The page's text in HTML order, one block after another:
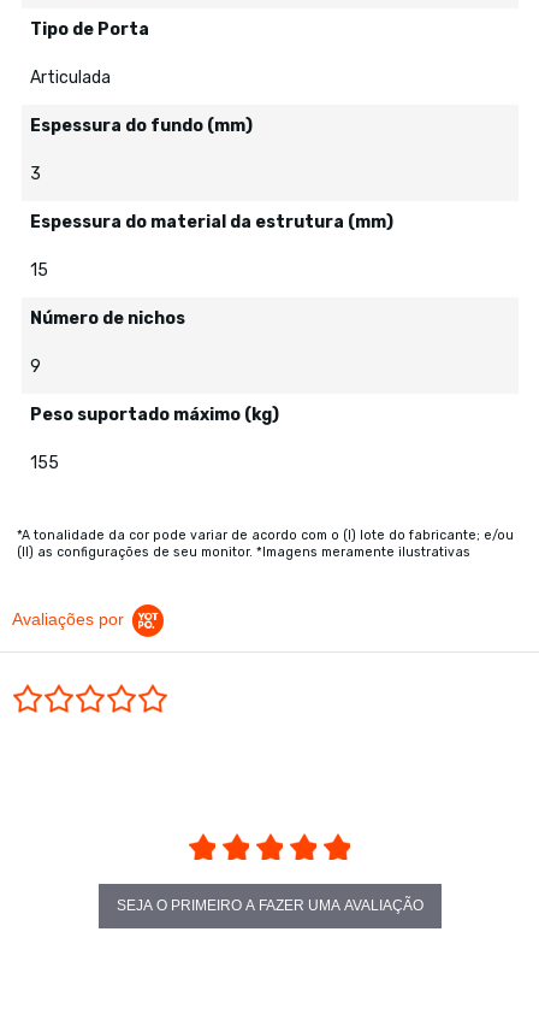
Tipo de Porta
Articulada
Espessura do fundo (mm)
3
Espessura do material da estrutura (mm)
15
Número de nichos
9
Peso suportado máximo (kg)
155
*A tonalidade da cor pode variar de acordo com o (I) lote do fabricante; e/ou
(II) as configurações de seu monitor. *Imagens meramente ilustrativas
Avaliações por
SEJA O PRIMEIRO A FAZER UMA AVALIAÇÃO